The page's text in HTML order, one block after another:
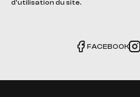
d'utilisation du site.
FACEBOOK